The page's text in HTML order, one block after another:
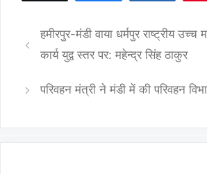
हमीरपुर-मंडी वाया धर्मपुर राष्ट्रीय
कार्य युद्व स्तर पर: महेन्द्र सिंह ठाकुर
परिवहन मंत्री ने मंडी में की परिवहन